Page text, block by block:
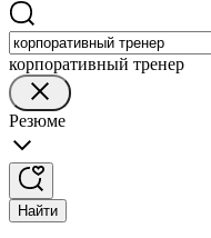
корпоративный тренер
Резюме
Найти